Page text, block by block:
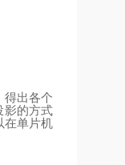
得出各个
影的方式
在单片机